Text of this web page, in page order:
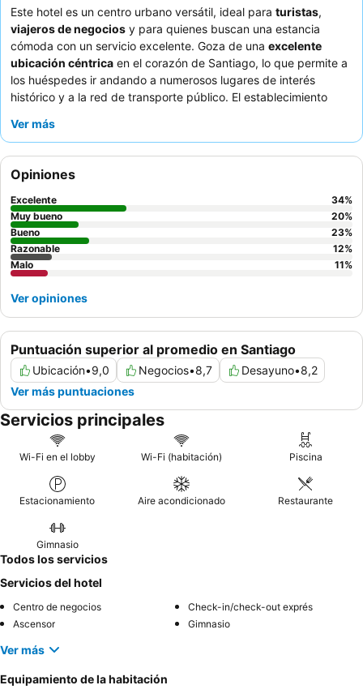
Este hotel es un centro urbano versátil, ideal para turistas,
viajeros de negocios y para quienes buscan una estancia
cómoda con un servicio excelente. Goza de una excelente
ubicación céntrica en el corazón de Santiago, lo que permite a
los huéspedes ir andando a numerosos lugares de interés
histórico y a la red de transporte público. El establecimiento
bien valorados, que satisfacen las necesidades profesionales.
su calidad y variedad excepcionales, así como al personal por
su amabilidad y disponibilidad. Para una experiencia más
tranquila, los huéspedes deberían considerar la posibilidad de
solicitar una habitación con vistas al jardín.
Ver más
Puntuación superior al promedio en Santiago
Ubicación•9,0 Negocios•8,7 Desayuno•8,2
Ver más puntuaciones
Opiniones
Excelente 34%
Muy bueno
20%
Bueno
23%
Razonable
12%
Malo
11%
Ver opiniones
Servicios principales
Wi-Fi en el lobby Wi-Fi (habitación) Piscina
Estacionamiento Aire acondicionado Restaurante
Gimnasio
Todos los servicios
Servicios del hotel
Centro de negocios
Check-in/check-out exprés
Ascensor
Gimnasio
Ver más
Equipamiento de la habitación